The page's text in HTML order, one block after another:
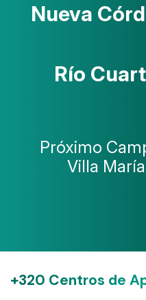
Nueva
Río
Próximo
Villa María
+320 Centros de